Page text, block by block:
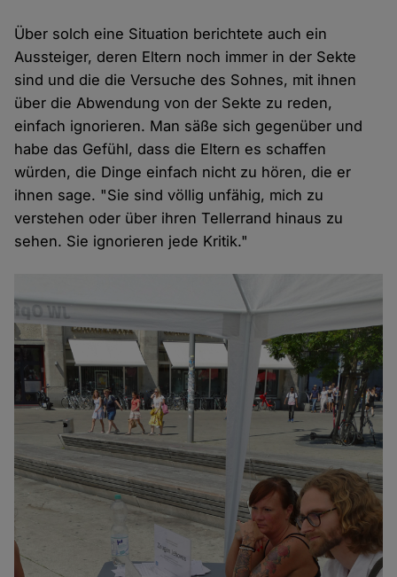
Über solch eine Situation berichtete auch ein
Aussteiger, deren Eltern noch immer in der Sekte
sind und die die Versuche des Sohnes, mit ihnen
über die Abwendung von der Sekte zu reden,
einfach ignorieren. Man säße sich gegenüber und
habe das Gefühl, dass die Eltern es schaffen
würden, die Dinge einfach nicht zu hören, die er
ihnen sage. "Sie sind völlig unfähig, mich zu
verstehen oder über ihren Tellerrand hinaus zu
sehen. Sie ignorieren jede Kritik."